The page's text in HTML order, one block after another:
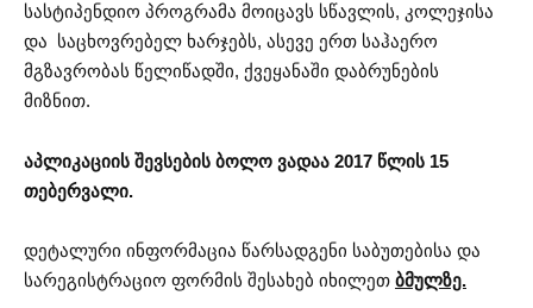
სასტიპენდიო პროგრამა მოიცავს სწავლის, კოლეჯისა
და საცხოვრებელ ხარჯებს, ასევე ერთ საჰაერო
მგზავრობას წელიწადში, ქვეყანაში დაბრუნების
მიზნით.
აპლიკაციის შევსების ბოლო ვადაა 2017 წლის 15
თებერვალი.
დეტალური ინფორმაცია წარსადგენი საბუთებისა და
სარეგისტრაციო ფორმის შესახებ იხილეთ ბმულზე.